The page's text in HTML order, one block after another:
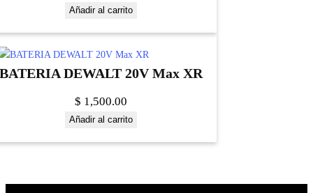
Añadir al carrito
DEWALT 20V Max XR
$ 1,500.00
Añadir al carrito